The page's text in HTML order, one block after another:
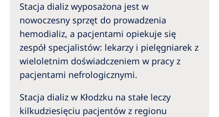
Stacja dializ wyposażona jest w
nowoczesny sprzęt do prowadzenia
hemodializ, a pacjentami opiekuje się
zespół specjalistów: lekarzy i pielęgniarek z
wieloletnim doświadczeniem w pracy z
pacjentami nefrologicznymi.
Stacja dializ w Kłodzku na stałe leczy
kilkudziesięciu pacjentów z regionu